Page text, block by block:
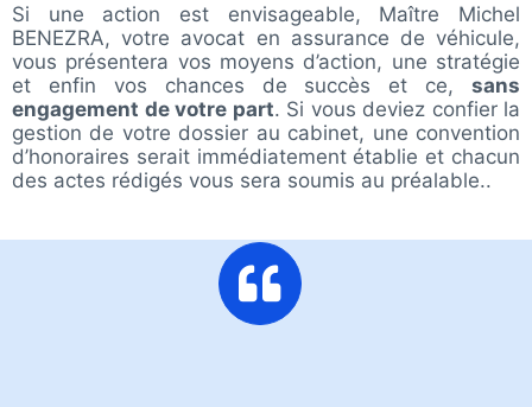
Si une action est envisageable, Maître Michel
BENEZRA, votre avocat en assurance de véhicule,
vous présentera vos moyens d’action, une stratégie
et enfin vos chances de succès et ce, sans
engagement de votre part. Si vous deviez confier la
gestion de votre dossier au cabinet, une convention
d’honoraires serait immédiatement établie et chacun
des actes rédigés vous sera soumis au préalable..